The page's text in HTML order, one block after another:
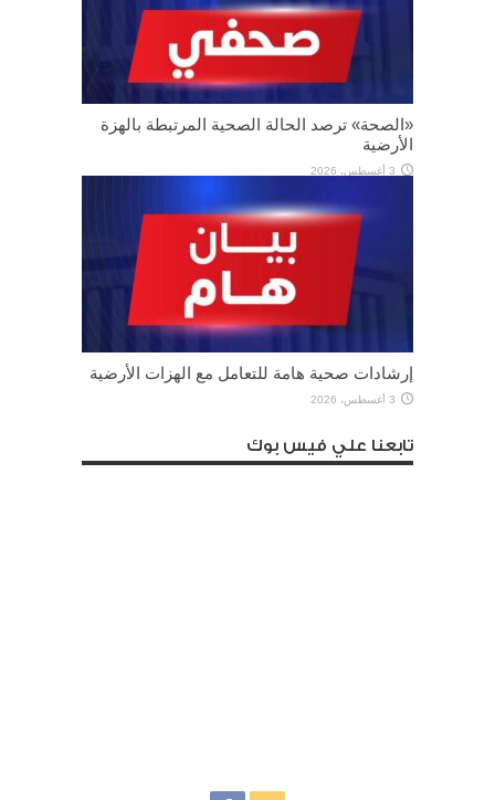
«الصحة» ترصد الحالة الصحية المرتبطة بالهزة
الأرضية
3 أغسطس، 2026
إرشادات صحية هامة للتعامل مع الهزات الأرضية
3 أغسطس، 2026
تابعنا علي فيس بوك